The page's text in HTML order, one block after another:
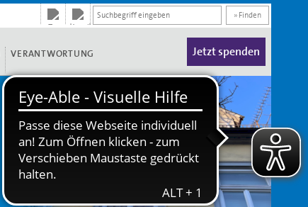
» Finden
VERANTWORTUNG Jetzt spenden